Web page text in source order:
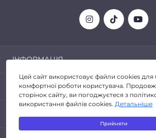
ІНФОРМАЦІЯ
Доставка та Оплата
Про магазин
Політика конфіденційності
Договір публічної оферти
Повернення товару
ПОПУЛЯРНЕ
Автозвук
Головні пристрої
Світлодіодні Bi-Led лінзи
Київ
Цей сайт використовує файли cookies для
комфортної роботи користувача.
сторінок сайту, ви погоджуєтеся з
використання файлів cookies. Детальніше
Прийняти